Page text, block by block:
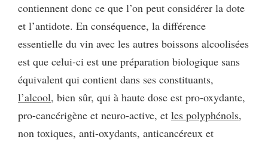
contiennent donc ce que l’on peut considérer la dote
et l’antidote. En conséquence, la différence
essentielle du vin avec les autres boissons alcoolisées
est que celui-ci est une préparation biologique sans
équivalent qui contient dans ses constituants,
l’alcool, bien sûr, qui à haute dose est pro-oxydante,
pro-cancérigène et neuro-active, et les polyphénols,
non toxiques, anti-oxydants, anticancéreux et